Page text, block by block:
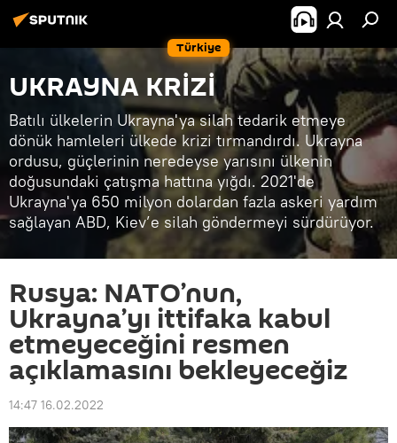
Türkiye
UKRAYNA KRİZİ
Batılı ülkelerin Ukrayna'ya silah tedarik etmeye
dönük hamleleri ülkede krizi tırmandırdı. Ukrayna
ordusu, güçlerinin neredeyse yarısını ülkenin
doğusundaki çatışma hattına yığdı. 2021'de
Ukrayna'ya 650 milyon dolardan fazla askeri yardım
sağlayan ABD, Kiev’e silah göndermeyi sürdürüyor.
Rusya: NATO’nun,
Ukrayna’yı ittifaka kabul
etmeyeceğini resmen
açıklamasını bekleyeceğiz
14:47 16.02.2022